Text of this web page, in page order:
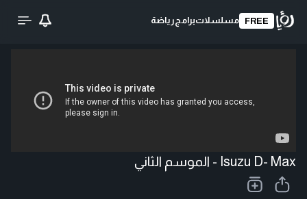
FREE مسلسلاتبرامج رياضة
Isuzu D- Max - الموسم الثاني